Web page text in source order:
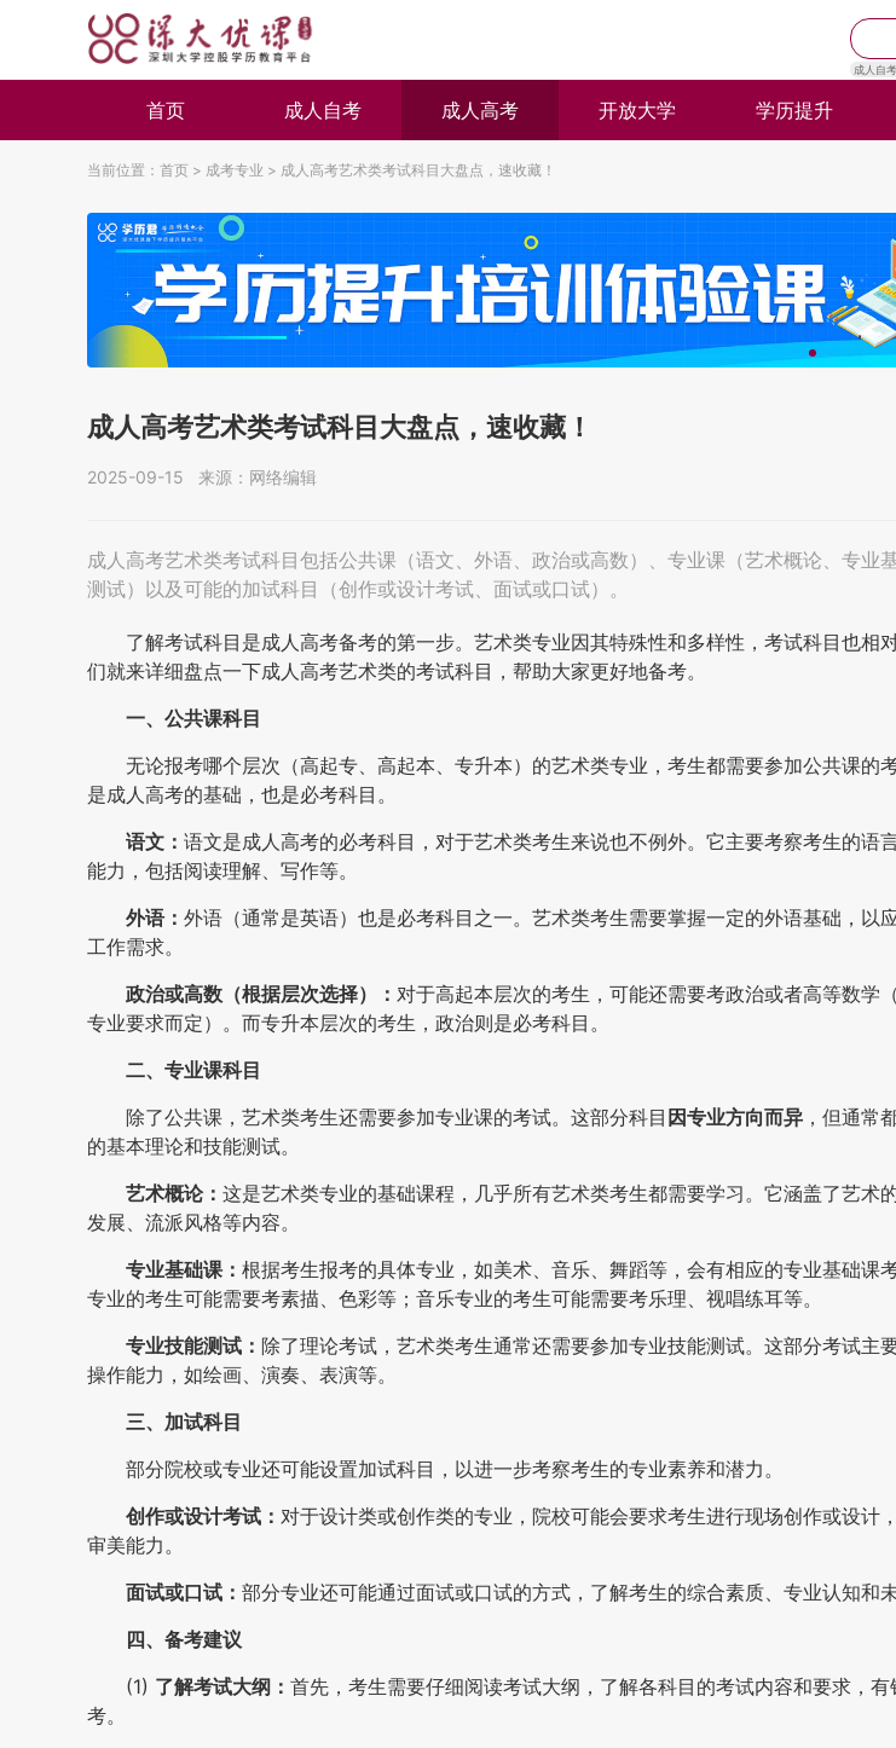
成人自考
首页 成人自考 成人高考 开放大学 学历提升
当前位置： 首页 > 成考专业 > 成人高考艺术类考试科目大盘点，速收藏！
成人高考艺术类考试科目大盘点，速收藏！
2025-09-15 来源：网络编辑
成人高考艺术类考试科目包括公共课（语文、外语、政治或高数）、专业课（艺术概论、专业
测试）以及可能的加试科目（创作或设计考试、面试或口试）。
了解考试科目是成人高考备考的第一步。艺术类专业因其特殊性和多样性，考试科目也相
们就来详细盘点一下成人高考艺术类的考试科目，帮助大家更好地备考。
一、公共课科目
无论报考哪个层次（高起专、高起本、专升本）的艺术类专业，考生都需要参加公共课的
是成人高考的基础，也是必考科目。
语文： 语文是成人高考的必考科目，对于艺术类考生来说也不例外。它主要考察考生的语
能力，包括阅读理解、写作等。
外语： 外语（通常是英语）也是必考科目之一。艺术类考生需要掌握一定的外语基础，以
工作需求。
政治或高数（根据层次选择）： 对于高起本层次的考生，可能还需要考政治或者高等数学
专业要求而定）。而专升本层次的考生，政治则是必考科目。
二、专业课科目
除了公共课，艺术类考生还需要参加专业课的考试。这部分科目 因专业方向而异 ，但通常
的基本理论和技能测试。
艺术概论： 这是艺术类专业的基础课程，几乎所有艺术类考生都需要学习。它涵盖了艺术
发展、流派风格等内容。
专业基础课： 根据考生报考的具体专业，如美术、音乐、舞蹈等，会有相应的专业基础课
专业的考生可能需要考素描、色彩等；音乐专业的考生可能需要考乐理、视唱练耳等。
专业技能测试： 除了理论考试，艺术类考生通常还需要参加专业技能测试。这部分考试主
操作能力，如绘画、演奏、表演等。
三、加试科目
部分院校或专业还可能设置加试科目，以进一步考察考生的专业素养和潜力。
创作或设计考试： 对于设计类或创作类的专业，院校可能会要求考生进行现场创作或设计
审美能力。
面试或口试： 部分专业还可能通过面试或口试的方式，了解考生的综合素质、专业认知和未
四、备考建议
(1) 了解考试大纲： 首先，考生需要仔细阅读考试大纲，了解各科目的考试内容和要求，有
考。